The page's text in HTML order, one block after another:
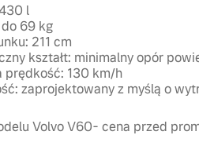
l
69 kg
211 cm
kształt: minimalny opór
prędkość: 130 km/h
zaprojektowany z myślą o
Volvo V60- cena przed